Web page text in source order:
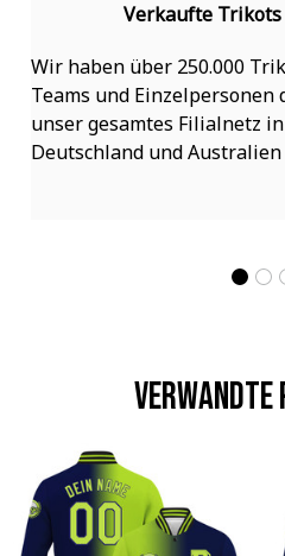
Verkaufte Trikots
Wir haben über 250.000
Teams und Einzelpersonen
unser gesamtes Filialnetz in
Deutschland und
Verwandte